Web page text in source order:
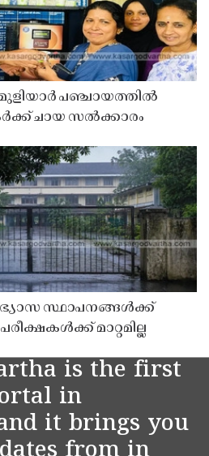
പഞ്ചായത്തിൽ
ചായ സൽക്കാരം
സ്ഥാപനങ്ങൾക്ക്
മാറ്റമില്ല
is the first
in
it brings you